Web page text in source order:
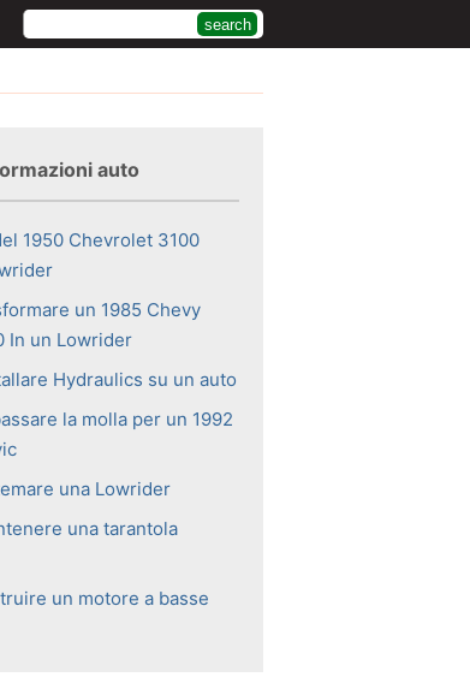
auto
1950 Chevrolet 3100
un 1985 Chevy
In un Lowrider
Hydraulics su un auto
la molla per un 1992
una Lowrider
una tarantola
un motore a basse